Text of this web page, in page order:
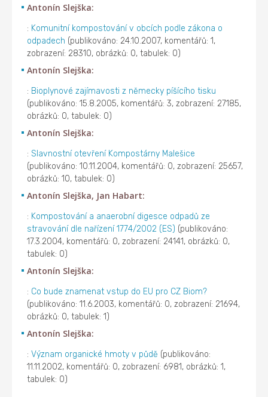
Antonín Slejška:
: Komunitní kompostování v obcích podle zákona o
odpadech (publikováno: 24.10.2007, komentářů: 1,
zobrazení: 28310, obrázků: 0, tabulek: 0)
Antonín Slejška:
: Bioplynové zajímavosti z německy píšícího tisku
(publikováno: 15.8.2005, komentářů: 3, zobrazení: 27185,
obrázků: 0, tabulek: 0)
Antonín Slejška:
:Slavnostní otevření Kompostárny Malešice
(publikováno: 10.11.2004, komentářů: 0, zobrazení: 25657,
obrázků: 10, tabulek: 0)
Antonín Slejška, Jan Habart:
: Kompostování a anaerobní digesce odpadů ze
stravování dle nařízení 1774/2002 (ES) (publikováno:
17.3.2004, komentářů: 0, zobrazení: 24141, obrázků: 0,
tabulek: 0)
Antonín Slejška:
: Co bude znamenat vstup do EU pro CZ Biom?
(publikováno: 11.6.2003, komentářů: 0, zobrazení: 21694,
obrázků: 0, tabulek: 1)
Antonín Slejška:
:Význam organické hmoty v půdě (publikováno:
11.11.2002, komentářů: 0, zobrazení: 6981, obrázků: 1,
tabulek: 0)